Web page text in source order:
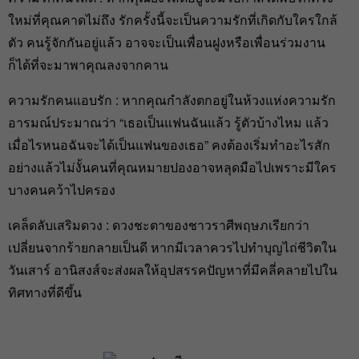
ใหม่ที่คุณคาดไม่ถึง รักครั้งนี้จะเป็นความรักที่เกิดกับใครใกล้
ตัว คนรู้จักกันอยู่แล้ว อาจจะเป็นเพื่อนฝูงหรือเพื่อนร่วมงาน
ก็ได้ที่จะมาพาคุณลงจากคาน
ความรักคนแอบรัก : หากคุณกำลังตกอยู่ในห้วงแห่งความรัก
อารมณ์ประมาณว่า “เธอเป็นแฟนฉันแล้ว รู้ตัวบ้างไหม แล้ว
เมื่อไรหนอฉันจะได้เป็นแฟนของเธอ” คงต้องเริ่มทำอะไรสัก
อย่างแล้วไม่งั้นคนที่คุณหมายปองอาจหลุดมือไปเพราะมีใคร
บางคนคว้าไปครอง
เคล็ดลับเสริมดวง : ดวงชะตาของชาวราศีพฤษภเรียกว่า
เปลี่ยนจากร้ายกลายเป็นดี หากมีเวลาควรไปทำบุญไถ่ชีวิตใน
วันเสาร์ อานิสงส์จะส่งผลให้อุปสรรคปัญหาที่มีคลี่คลายไปใน
ทิศทางที่ดีขึ้น